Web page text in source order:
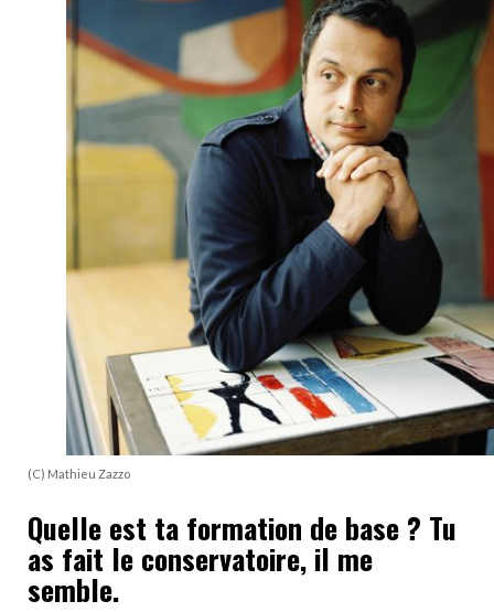
(C) Mathieu Zazzo
Quelle est ta formation de base ? Tu
as fait le conservatoire, il me
semble.